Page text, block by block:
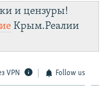
зеркального
VPN
и цензуры!
Крым.Реалии
VPN Follow us